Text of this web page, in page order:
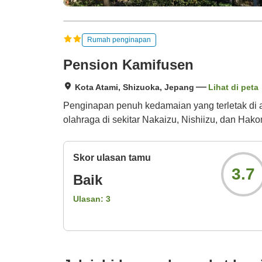
Rumah penginapan
Pension Kamifusen
Kota Atami, Shizuoka, Jepang Lihat di peta
Penginapan penuh kedamaian yang terletak
olahraga di sekitar Nakaizu, Nishiizu, dan
Skor ulasan tamu
Baik
Ulasan: 3
3.7